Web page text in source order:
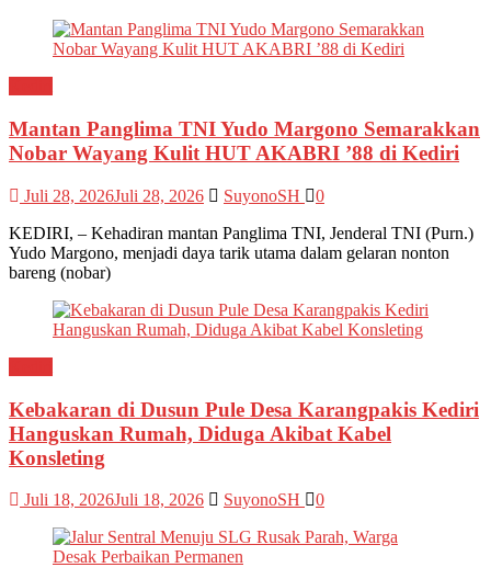
Mantan Panglima TNI Yudo Margono Semarakkan
Nobar Wayang Kulit HUT AKABRI ’88 di Kediri
Juli 28, 2026Juli 28, 2026 SuyonoSH
0
KEDIRI, – Kehadiran mantan Panglima TNI, Jenderal TNI (Purn.)
Yudo Margono, menjadi daya tarik utama dalam gelaran nonton
bareng (nobar)
Kebakaran di Dusun Pule Desa Karangpakis Kediri
Hanguskan Rumah, Diduga Akibat Kabel
Konsleting
Juli 18, 2026Juli 18, 2026 SuyonoSH 0